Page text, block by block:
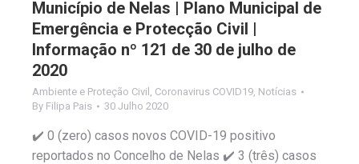
Município de Nelas | Plano Municipal de
Emergência e Protecção Civil |
Informação nº 121 de 30 de julho de
2020
Ambiente e Proteção Civil Coronavirus COVID19 Notícias
By Filipa Pais 30 Julho 2020
✔️ 0 (zero) casos novos COVID-19 positivo
reportados no Concelho de Nelas ✔️ 3 (três) casos